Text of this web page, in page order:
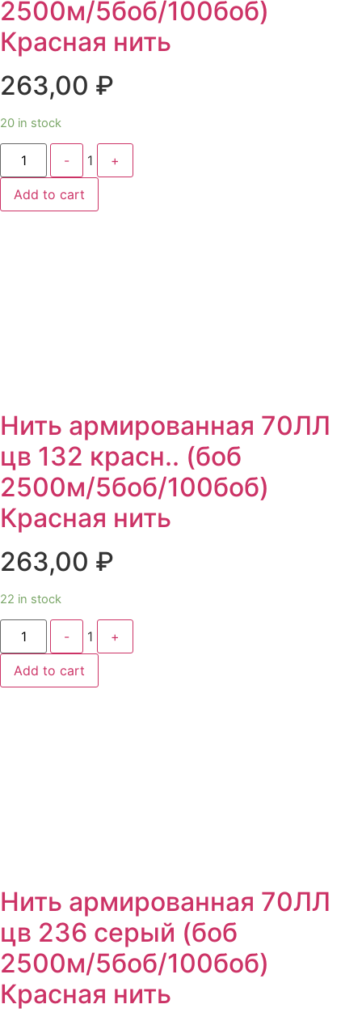
2500м/5боб/100боб)
Красная нить
263,00 ₽
20 in stock
Quantity
- 1 +
Add to cart
Нить армированная 70ЛЛ
цв 132 красн.. (боб
2500м/5боб/100боб)
Красная нить
263,00 ₽
22 in stock
Quantity
- 1 +
Add to cart
Нить армированная 70ЛЛ
цв 236 серый (боб
2500м/5боб/100боб)
Красная нить